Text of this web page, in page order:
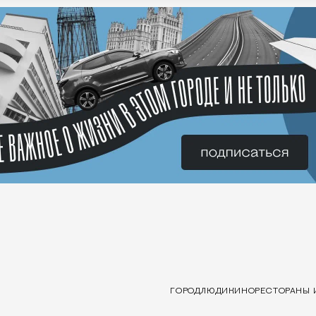
ГОРОДЛЮДИ КИНОРЕСТОРАНЫ